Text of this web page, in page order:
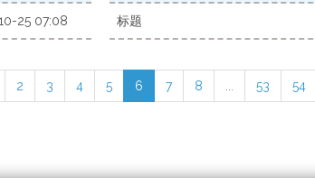
25 07:08 标题
2 3 4 5 6 7 8 53 54